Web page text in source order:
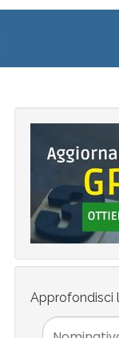
Approfondisci